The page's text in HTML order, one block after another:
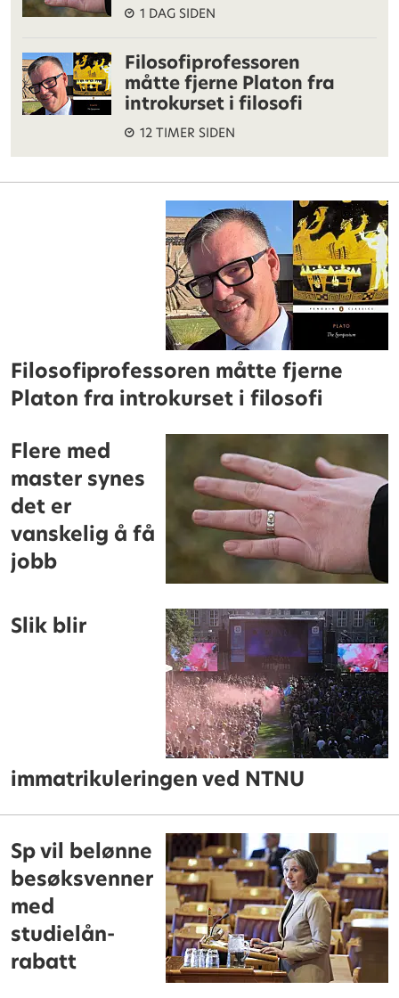
1 DAG SIDEN
Filosofiprofessoren
måtte fjerne Platon fra
introkurset i filosofi
12 TIMER SIDEN
Filosofiprofessoren måtte fjerne
Platon fra introkurset i filosofi
Flere med
master synes
det er
vanskelig å få
jobb
Slik blir
immatrikuleringen ved NTNU
Sp vil belønne
besøksvenner
med
studielån-
rabatt